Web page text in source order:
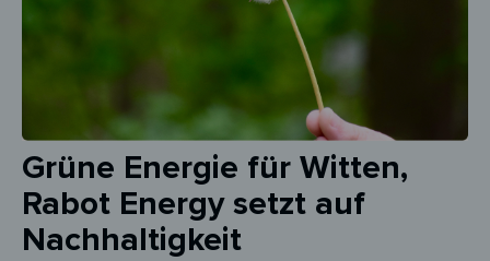
Grüne Energie für Witten,
Rabot Energy setzt auf
Nachhaltigkeit